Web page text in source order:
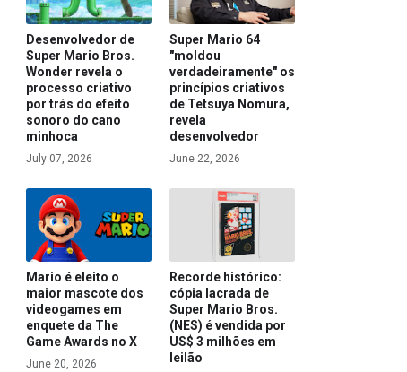
Desenvolvedor de
Super Mario Bros.
Wonder revela o
processo criativo
por trás do efeito
sonoro do cano
minhoca
July 07, 2026
Super Mario 64
"moldou
verdadeiramente" os
princípios criativos
de Tetsuya Nomura,
revela
desenvolvedor
June 22, 2026
Mario é eleito o
maior mascote dos
videogames em
enquete da The
Game Awards no X
June 20, 2026
Recorde histórico:
cópia lacrada de
Super Mario Bros.
(NES) é vendida por
US$ 3 milhões em
leilão